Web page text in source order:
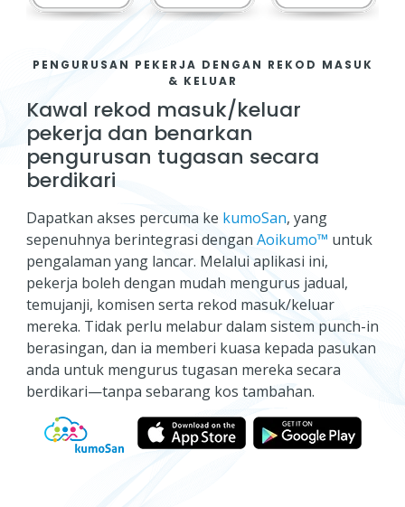
PENGURUSAN PEKERJA DENGAN REKOD MASUK
& KELUAR
Kawal rekod masuk/keluar
pekerja dan benarkan
pengurusan tugasan secara
berdikari
Dapatkan akses percuma ke kumoSan, yang
sepenuhnya berintegrasi dengan Aoikumo™ untuk
pengalaman yang lancar. Melalui aplikasi ini,
pekerja boleh dengan mudah mengurus jadual,
temujanji, komisen serta rekod masuk/keluar
mereka. Tidak perlu melabur dalam sistem punch-in
berasingan, dan ia memberi kuasa kepada pasukan
anda untuk mengurus tugasan mereka secara
berdikari—tanpa sebarang kos tambahan.